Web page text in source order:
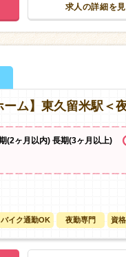
求人の詳細を
ム】東久留米駅＜
(2ヶ月以内) 長期(3ヶ月以上)
バイク通勤OK 夜勤専門 資